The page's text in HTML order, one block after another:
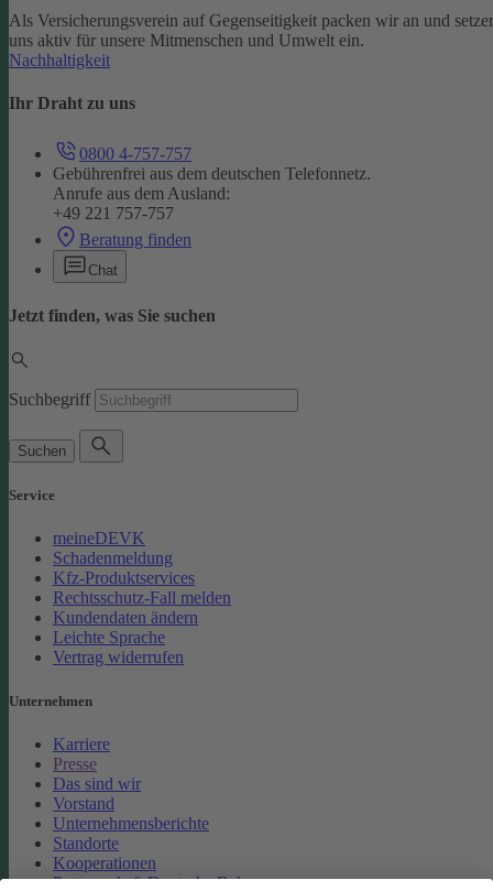
Als Versicherungsverein auf Gegenseitigkeit packen wir an und
uns aktiv für unsere Mitmenschen und Umwelt ein.
Nachhaltigkeit
Ihr Draht zu uns
0800 4-757-757
Gebührenfrei aus dem deutschen Telefonnetz.
Anrufe aus dem Ausland:
+49 221 757-757
Beratung finden
Chat
Jetzt finden, was Sie suchen
Suchbegriff
Suchen
Service
meineDEVK
Schadenmeldung
Kfz-Produktservices
Rechtsschutz-Fall melden
Kundendaten ändern
Leichte Sprache
Vertrag widerrufen
Unternehmen
Karriere
Presse
Das sind wir
Vorstand
Unternehmensberichte
Standorte
Kooperationen
Partnerschaft Deutsche Bahn